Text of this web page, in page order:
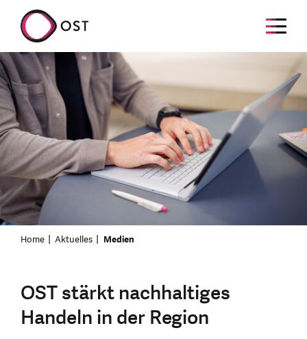
Home Aktuelles Medien
OST stärkt nachhaltiges
Handeln in der Region